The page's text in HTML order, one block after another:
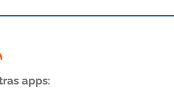
apps: